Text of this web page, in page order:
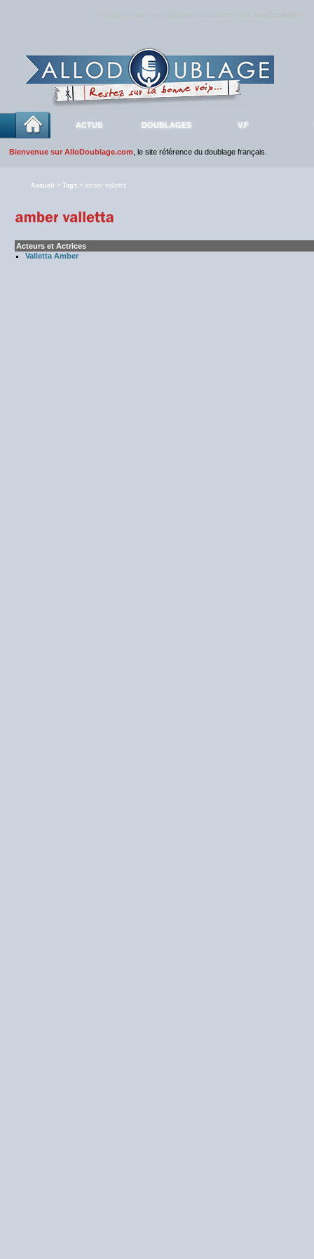
ACTUS DOUBLAGES V.F
Bienvenue sur AlloDoublage.com , le site référence du doublage français.
Accueil > Tags > amber valletta
Acteurs et Actrices
Valletta Amber